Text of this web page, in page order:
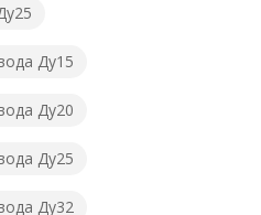
Ду15
Ду20
Ду25
Ду32